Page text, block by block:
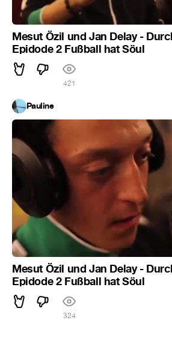
Mesut Özil und Jan Delay -
Epidode 2 Fußball hat Söul
421
Pauline
Mesut Özil und Jan Delay -
Epidode 2 Fußball hat Söul
324